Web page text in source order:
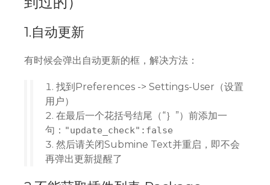
1.自动更新
有时候会弹出自动更新的框，解决方法：
找到Preferences -> Settings-User（设置
用户）
在最后一个花括号结尾（“｝”）前添加一
句： "update_check":false
然后请关闭Submine Text并重启，即不会
再弹出更新提醒了